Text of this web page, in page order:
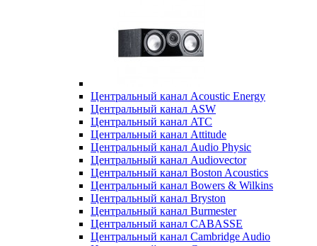
Центральный канал Acoustic Energy
Центральный канал ASW
Центральный канал ATC
Центральный канал Attitude
Центральный канал Audio Physic
Центральный канал Audiovector
Центральный канал Boston Acoustics
Центральный канал Bowers & Wilkins
Центральный канал Bryston
Центральный канал Burmester
Центральный канал CABASSE
Центральный канал Cambridge Audio